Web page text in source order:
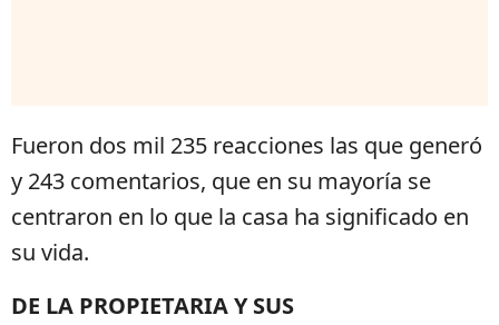
Fueron dos mil 235 reacciones las que generó
y 243 comentarios, que en su mayoría se
centraron en lo que la casa ha significado en
su vida.
DE LA PROPIETARIA Y SUS